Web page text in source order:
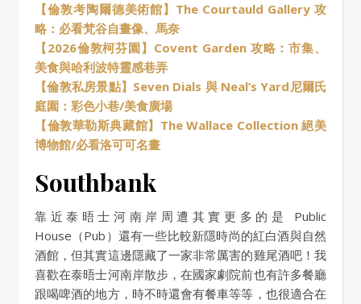
【倫敦考陶爾德美術館】The Courtauld Gallery 攻
略：必看梵谷自畫像、馬奈
【2026倫敦柯芬園】Covent Garden 攻略：市集、
美食與哈利波特靈感巷弄
【倫敦私房景點】Seven Dials 與 Neal’s Yard尼爾氏
庭園：彩色小巷/美食廣場
【倫敦華勒斯典藏館】The Wallace Collection 絕美
博物館/必看洛可可名畫
Southbank
靠近泰晤士河南岸周遭其實更多的是 Public
House（Pub）還有一些比較新隱時尚的紅白酒與自然
酒館，但其實這邊隱藏了一家非常厲害的雞尾酒吧！我
喜歡在泰晤士河南岸散步，在國家劇院前也有許多餐廳
跟喝啤酒的地方，時不時還會有餐車等等，也很適合在